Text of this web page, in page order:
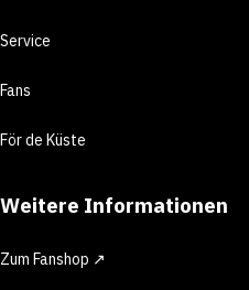
Service
Fans
För de Küste
Weitere Informationen
Zum Fanshop ↗